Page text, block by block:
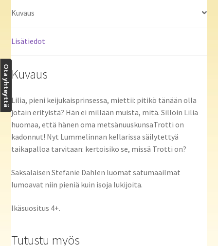
Kuvaus
Lisätiedot
Kuvaus
Lilia, pieni keijukaisprinsessa, miettii: pitikö tänään olla
jotain erityistä? Hän ei millään muista, mitä. Silloin Lilia
huomaa, että hänen oma metsänuuskunsaTrotti on
kadonnut! Nyt Lummelinnan kellarissa säilytettyä
taikapalloa tarvitaan: kertoisiko se, missä Trotti on?
Saksalaisen Stefanie Dahlen luomat satumaailmat
lumoavat niin pieniä kuin isoja lukijoita.
Ikäsuositus 4+.
Tutustu myös
Ota yhteyttä